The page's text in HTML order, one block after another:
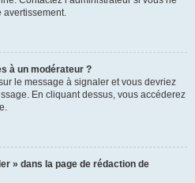
avertissement.
à un modérateur ?
le message à signaler et vous devriez
En cliquant dessus, vous accéderez
» dans la page de rédaction de